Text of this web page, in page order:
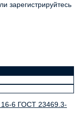
зарегистрируйтесь
6 ГОСТ 23469.3-